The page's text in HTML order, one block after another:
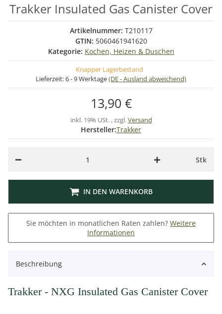
Trakker Insulated Gas Canister Cover
Artikelnummer: T210117
GTIN: 5060461941620
Kategorie: Kochen, Heizen & Duschen
Knapper Lagerbestand
Lieferzeit:6 - 9 Werktage(DE - Ausland abweichend)
13,90 €
inkl. 19% USt. , zzgl.Versand
Hersteller:Trakker
Stk
IN DEN WARENKORB
Sie möchten in monatlichen Raten zahlen? Weitere
Informationen
Beschreibung
Trakker - NXG Insulated Gas Canister Cover